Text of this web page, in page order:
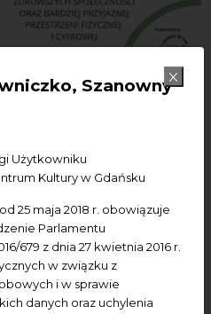
Szanowny
Użytkowniku
Kultury w Gdańsku
25 maja 2018 r. obowiązuje
Parlamentu
679 z dnia 27 kwietnia 2016 r.
w związku z
i w sprawie
danych oraz uchylenia
Waves –
Meets New